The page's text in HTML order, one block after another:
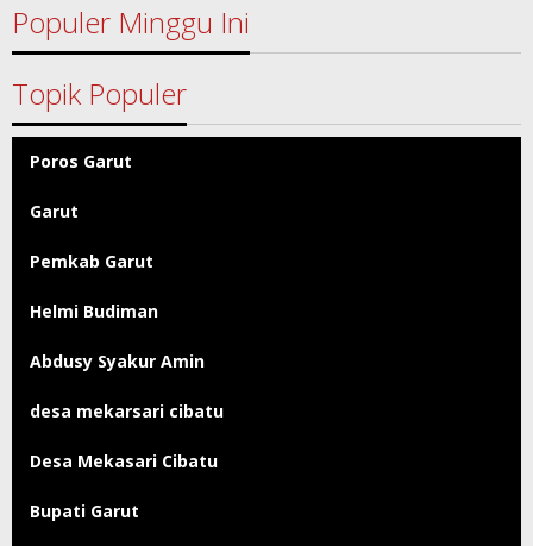
Populer Minggu Ini
Topik Populer
Poros Garut
Garut
Pemkab Garut
Helmi Budiman
Abdusy Syakur Amin
desa mekarsari cibatu
Desa Mekasari Cibatu
Bupati Garut